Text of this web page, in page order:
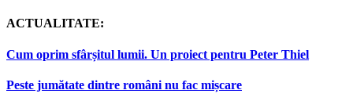
ACTUALITATE:
Cum oprim sfârșitul lumii. Un proiect pentru Peter Thiel
Peste jumătate dintre români nu fac mișcare